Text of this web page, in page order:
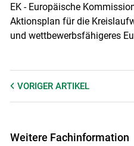
EK - Europäische
Aktionsplan für die
und wettbewerbsfähigeres
VORIGER ARTIKEL
Weitere Fachinformation